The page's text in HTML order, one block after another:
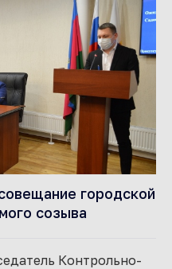
городской
созыва
Контрольно-